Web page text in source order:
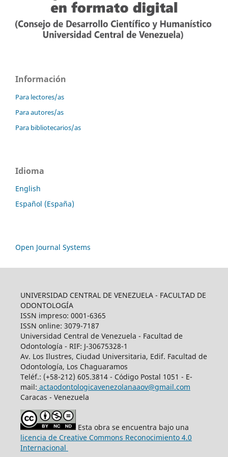
Información
Para lectores/as
Para autores/as
Para bibliotecarios/as
Idioma
English
Español (España)
Open Journal Systems
UNIVERSIDAD CENTRAL DE VENEZUELA - FACULTAD DE
ODONTOLOGÍA
ISSN impreso: 0001-6365
ISSN online: 3079-7187
Universidad Central de Venezuela - Facultad de
Odontología - RIF: J-30675328-1
Av. Los Ilustres, Ciudad Universitaria, Edif. Facultad de
Odontología, Los Chaguaramos
Teléf.: (+58-212) 605.3814 - Código Postal 1051 - E-
mail: actaodontologicavenezolanaaov@gmail.com
Caracas - Venezuela
Esta obra se encuentra bajo una
licencia de Creative Commons Reconocimiento 4.0
Internacional